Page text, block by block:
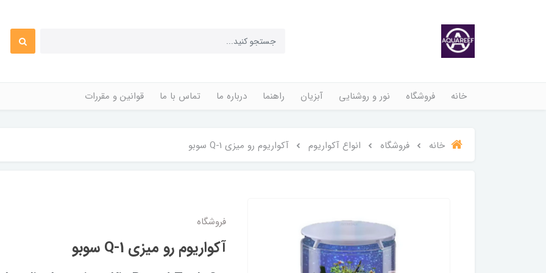
خانه فروشگاه نور و روشنایی آبزیان راهنما درباره ما تماس با ما قوانین و مقررات
خانه فروشگاه انواع آکواریوم آکواریوم رو میزی Q-1 سوبو
فروشگاه
آکواریوم رو میزی Q-1 سوبو